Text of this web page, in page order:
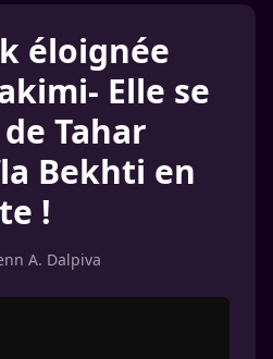
éloignée
Elle se
Tahar
Bekhti en
!
A. Dalpiva